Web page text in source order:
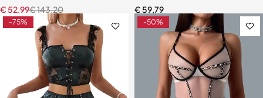
€143,20
€ 52,99
€ 59,79
-75% -50%